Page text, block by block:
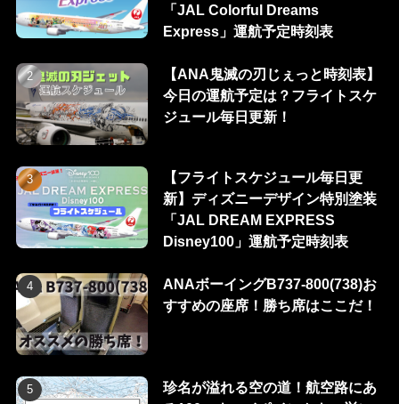
「JAL Colorful Dreams
Express」運航予定時刻表
【ANA鬼滅の刃じぇっと時刻表】
今日の運航予定は？フライトスケ
ジュール毎日更新！
【フライトスケジュール毎日更
新】ディズニーデザイン特別塗装
「JAL DREAM EXPRESS
Disney100」運航予定時刻表
ANAボーイングB737-800(738)お
すすめの座席！勝ち席はここだ！
珍名が溢れる空の道！航空路にあ